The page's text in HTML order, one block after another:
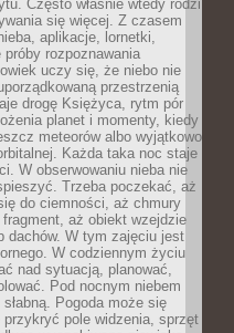
Często właśnie wtedy rodzi
się więcej. Z czasem
aplikacje, lornetki,
rozpoznawania
uczy się, że niebo nie
przestrzenią
drogę Księżyca, rytm pór
planet i momenty, kiedy
meteorów albo wyjątkowo
Każda taka noc staje
W obserwowaniu nieba nie
Trzeba poczekać, aż
do ciemności, aż chmury
fragment, aż obiekt wzejdzie
dachów. W tym zajęciu jest
W codziennym życiu
nad sytuacją, planować,
Pod nocnym niebem
Pogoda może się
przykryć pole widzenia, sprzęt